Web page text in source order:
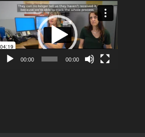
Lecteur
vidéo
00:00 00:00